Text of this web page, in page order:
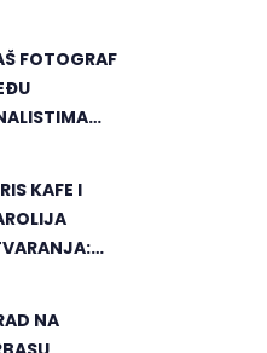
U
FOTOGRAF
U
KAFE I
U
NA